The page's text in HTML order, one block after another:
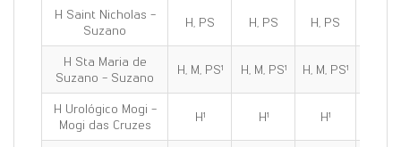
H Saint Nicholas -
Suzano
H, PS H, PS H, PS
H Sta Maria de
Suzano - Suzano
H, M, PS¹ H, M, PS¹ H, M, PS¹
H Urológico Mogi -
Mogi das Cruzes
H¹ H¹ H¹